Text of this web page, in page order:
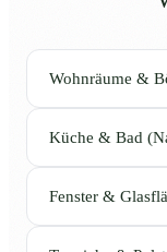
Wohnräume &
Küche & Bad
Fenster &